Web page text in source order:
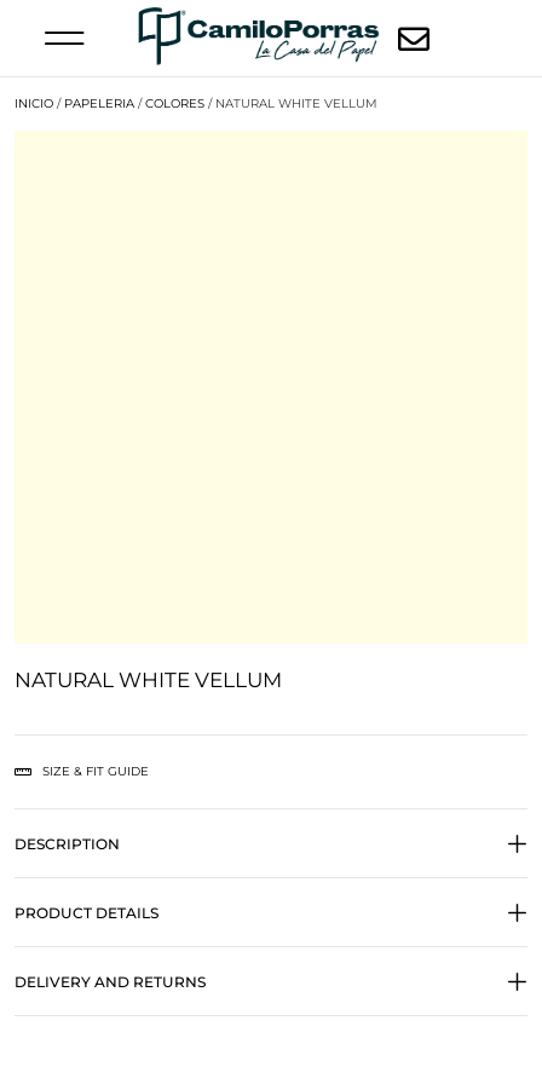
INICIO / PAPELERIA /COLORES / NATURAL WHITE VELLUM
NATURAL WHITE VELLUM
SIZE & FIT GUIDE
DESCRIPTION
PRODUCT DETAILS
DELIVERY AND RETURNS